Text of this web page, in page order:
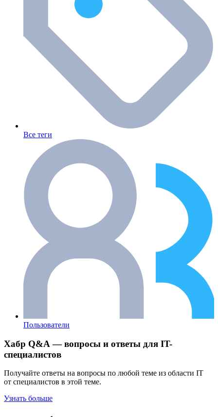
Все теги
Пользователи
Хабр Q&A — вопросы и ответы для IT-
специалистов
Получайте ответы на вопросы по любой теме из области IT
от специалистов в этой теме.
Узнать больше